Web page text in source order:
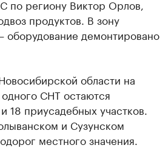
по региону Виктор Орлов,
продуктов. В зону
оборудование демонтировано
области на
СНТ остаются
приусадебных участков.
и Сузунском
местного значения.